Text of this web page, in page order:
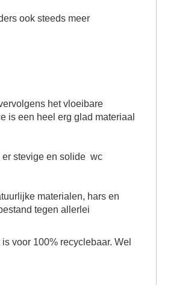
s ook steeds meer
het vloeibare
is een heel erg glad materiaal
stevige en solide wc
materialen, hars en
tegen allerlei
voor 100% recyclebaar. Wel